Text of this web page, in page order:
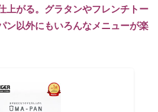
上がる。グラタンやフレンチトー
ン以外にもいろんなメニューが楽